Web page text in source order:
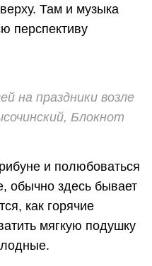
Там и музыка
перспективу
на праздники возле
Блокнот
и полюбоваться
обычно здесь бывает
как горячие
мягкую подушку